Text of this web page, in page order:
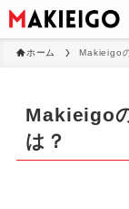
ホーム Makieigo
Makieigo
は？